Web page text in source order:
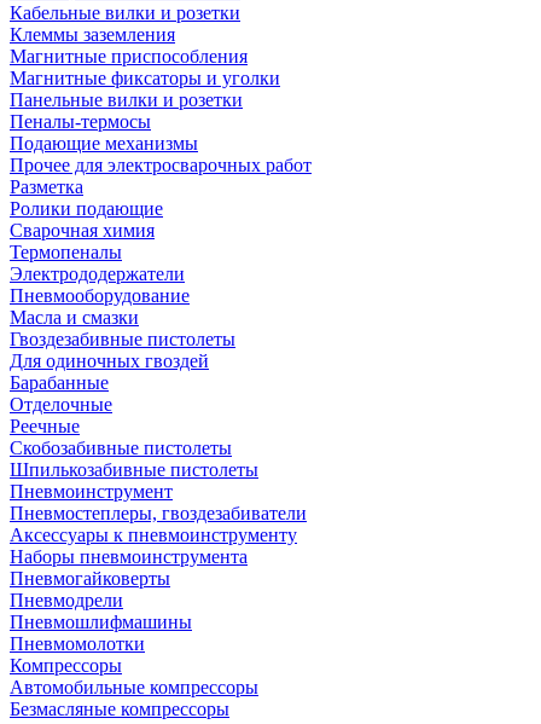
Кабельные вилки и розетки
Клеммы заземления
Магнитные приспособления
Магнитные фиксаторы и уголки
Панельные вилки и розетки
Пеналы-термосы
Подающие механизмы
Прочее для электросварочных работ
Разметка
Ролики подающие
Сварочная химия
Термопеналы
Электрододержатели
Пневмооборудование
Масла и смазки
Гвоздезабивные пистолеты
Для одиночных гвоздей
Барабанные
Отделочные
Реечные
Скобозабивные пистолеты
Шпилькозабивные пистолеты
Пневмоинструмент
Пневмостеплеры, гвоздезабиватели
Аксессуары к пневмоинструменту
Наборы пневмоинструмента
Пневмогайковерты
Пневмодрели
Пневмошлифмашины
Пневмомолотки
Компрессоры
Автомобильные компрессоры
Безмасляные компрессоры